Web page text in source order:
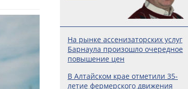
На рынке ассенизаторских услуг
Барнаула произошло очередное
повышение цен
В Алтайском крае отметили 35-
летие фермерского движения